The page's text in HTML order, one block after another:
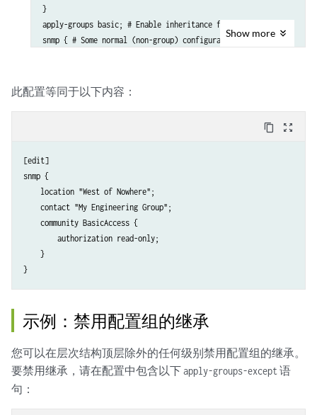
}
apply-groups basic; # Enable inheritance from group "basic"
snmp { # Some normal (non-group) configuration
Show more
此配置等同于以下内容：
content_copy zoom_out_map
[edit]
snmp {
    location "West of Nowhere";
    contact "My Engineering Group";
    community BasicAccess {
        authorization read-only;
    }
示例：禁用配置组的继承
您可以在层次结构顶层除外的任何级别禁用配置组的继承。
要禁用继承，请在配置中包含以下apply-groups-except语
句：